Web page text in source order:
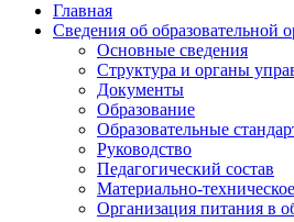
Главная
Сведения об образовательной
Основные сведения
Структура и органы
Документы
Образование
Образовательные
Руководство
Педагогический состав
Материально-
Организация питания в